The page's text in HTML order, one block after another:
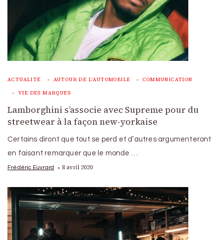
ACTUALITÉ AUTOUR DE L'AUTOMOBILE COMMUNICATION
VIE DES MARQUES
Lamborghini s’associe avec Supreme pour du
streetwear à la façon new-yorkaise
Certains diront que tout se perd et d’autres argumenteront
en faisant remarquer que le monde …
Frédéric Euvrard 8 avril 2020